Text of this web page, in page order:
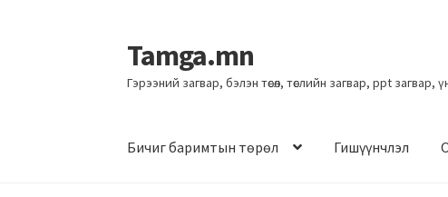
Tamga.mn
Гэрээний загвар, бэлэн төсөл, төслийн загвар, ppt
Бичиг баримтын төрөл Гишүүнчлэл